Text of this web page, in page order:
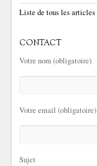
Liste de tous les articles
CONTACT
Votre nom (obligatoire)
Votre email (obligatoire)
Sujet